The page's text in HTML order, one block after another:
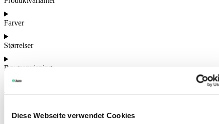
Diese Webseite verwendet Cookies
Farver
Størrelser
Brugsanvisning
Det kunne også have din interesse